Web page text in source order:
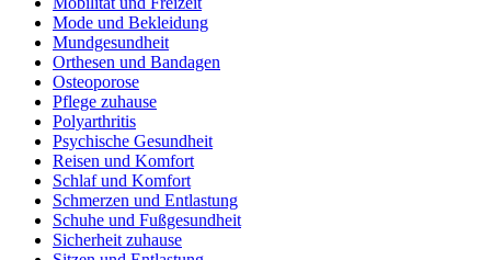
Mode und Bekleidung
Mundgesundheit
Orthesen und Bandagen
Osteoporose
Pflege zuhause
Polyarthritis
Psychische Gesundheit
Reisen und Komfort
Schlaf und Komfort
Schmerzen und Entlastung
Schuhe und Fußgesundheit
Sicherheit zuhause